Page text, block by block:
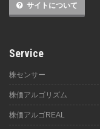
サイトについて
Service
株センサー
株価アルゴリズム
株価アルゴREAL